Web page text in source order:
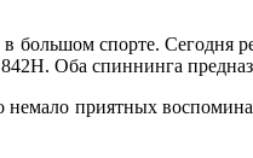
спорте. Сегодня
Оба спиннинга
приятных